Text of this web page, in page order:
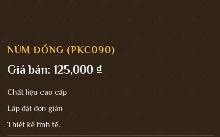
NÚM ĐỒNG (PKC090)
Giá bán: 125,000 ₫
Chất liệu cao cấp
Lắp đặt đơn giản
Thiết kế tinh tế.